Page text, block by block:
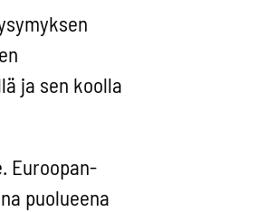
ja sen koolla
Euroopan-
puolueena